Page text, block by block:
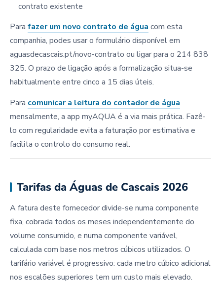
contrato existente
Para fazer um novo contrato de água com esta
companhia, podes usar o formulário disponível em
aguasdecascais.pt/novo-contrato ou ligar para o 214 838
325. O prazo de ligação após a formalização situa-se
habitualmente entre cinco a 15 dias úteis.
Para comunicar a leitura do contador de água
mensalmente, a app myAQUA é a via mais prática. Fazê-
lo com regularidade evita a faturação por estimativa e
facilita o controlo do consumo real.
Tarifas da Águas de Cascais 2026
A fatura deste fornecedor divide-se numa componente
fixa, cobrada todos os meses independentemente do
volume consumido, e numa componente variável,
calculada com base nos metros cúbicos utilizados. O
tarifário variável é progressivo: cada metro cúbico adicional
nos escalões superiores tem um custo mais elevado.